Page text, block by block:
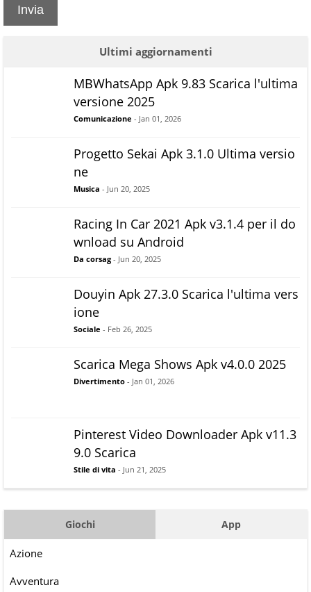
Invia
Ultimi aggiornamenti
MBWhatsApp Apk 9.83 Scarica l'ultima
versione 2025
Comunicazione - Jan 01, 2026
Progetto Sekai Apk 3.1.0 Ultima versio
ne
Musica - Jun 20, 2025
Racing In Car 2021 Apk v3.1.4 per il do
wnload su Android
Da corsag - Jun 20, 2025
Douyin Apk 27.3.0 Scarica l'ultima vers
ione
Sociale - Feb 26, 2025
Scarica Mega Shows Apk v4.0.0 2025
Divertimento - Jan 01, 2026
Pinterest Video Downloader Apk v11.3
9.0 Scarica
Stile di vita - Jun 21, 2025
Giochi App
Azione
Avventura